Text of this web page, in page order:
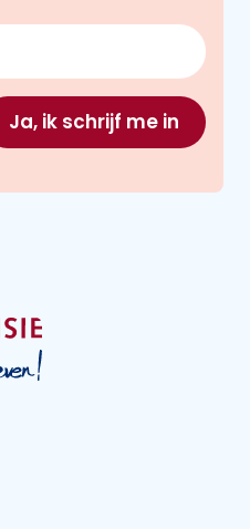
Ja, ik schrijf me in